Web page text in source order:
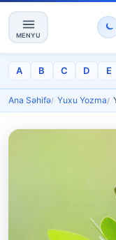
MENYU
A B C D E
Ana Səhifə Yuxu Yozma